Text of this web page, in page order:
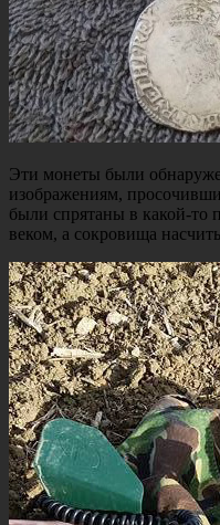
Эти монеты были
изображениям,
были спрятаны в какой-то
веком, а сокровища